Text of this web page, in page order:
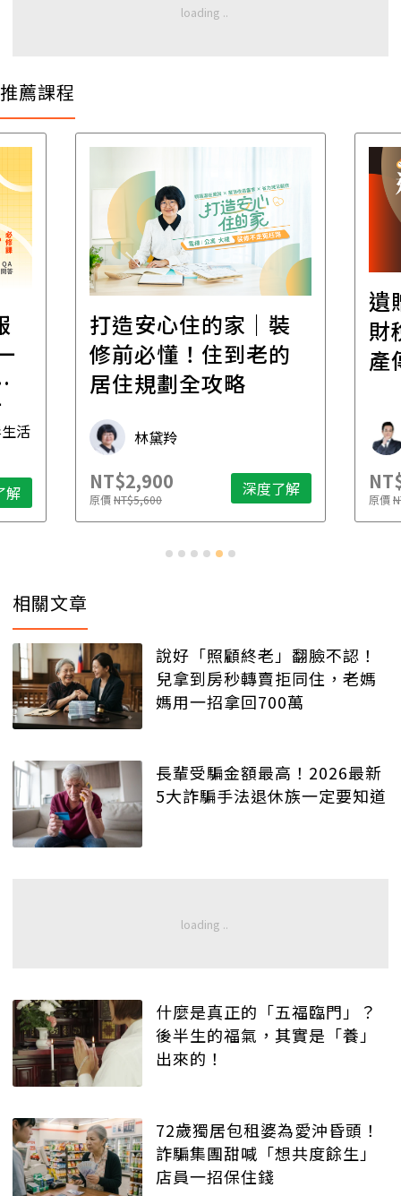
推薦課程
活
解
打造安心住的家｜裝
修前必懂！住到老的
居住規劃全攻略
林黛羚
NT$2,900
原價NT$5,600 深度了解
遺
財
產
原價
相關文章
說好「照顧終老」翻臉不認！
兒拿到房秒轉賣拒同住，老媽
媽用一招拿回700萬
長輩受騙金額最高！2026最新
5大詐騙手法退休族一定要知道
什麼是真正的「五福臨門」？
後半生的福氣，其實是「養」
出來的！
72歲獨居包租婆為愛沖昏頭！
詐騙集團甜喊「想共度餘生」
店員一招保住錢